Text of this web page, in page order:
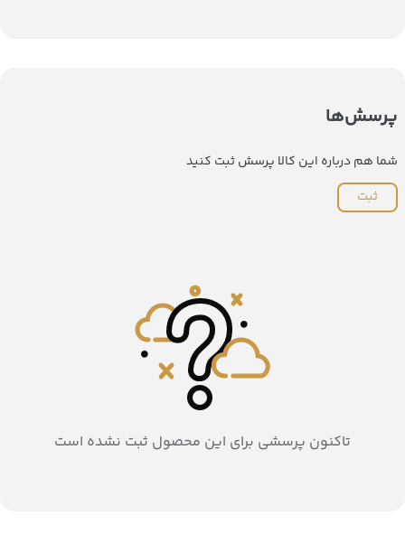
پرسش‌ها
شما هم درباره این کالا پرسش ثبت کنید
ثبت
تاکنون پرسشی برای این محصول ثبت نشده است